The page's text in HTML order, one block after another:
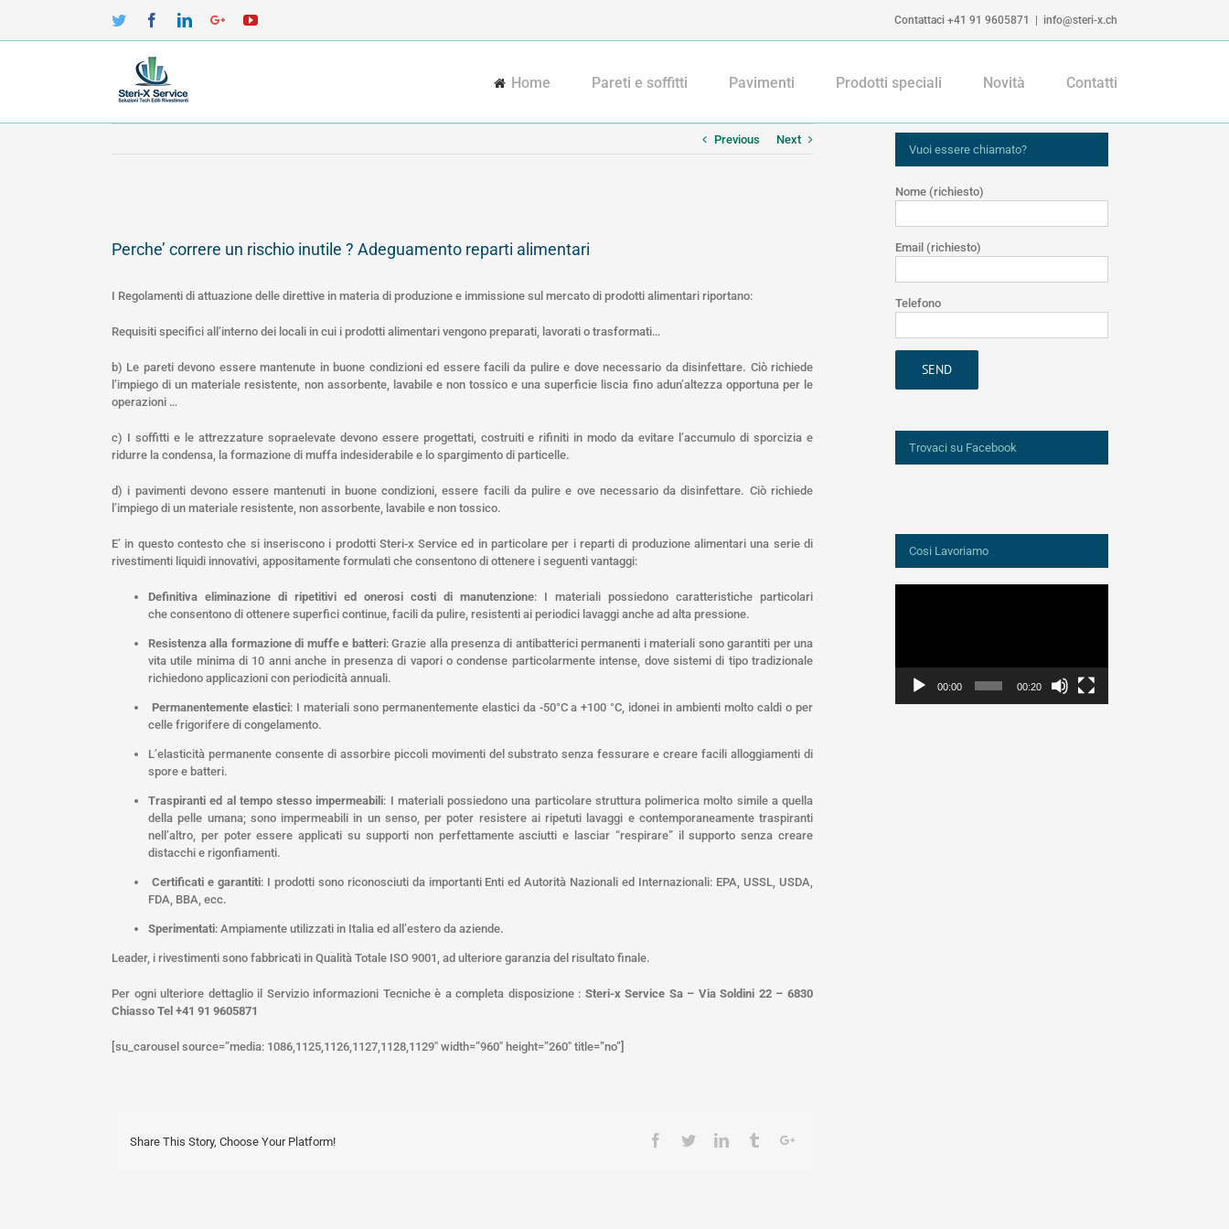
Twitter FacebookLinkedinGoogle+YouTube Contattaci +41 91 9605871 info@steri-x.ch
Home Pareti e soffitti Pavimenti Prodotti speciali Novità Contatti
Previous Next
Image
Perche’ correre un rischio inutile ? Adeguamento reparti alimentari
I Regolamenti di attuazione delle direttive in materia di produzione e immissione sul mercato di prodotti alimentari riportano:
Requisiti specifici all’interno dei locali in cui i prodotti alimentari vengono preparati, lavorati o trasformati…
b) Le pareti devono essere mantenute in buone condizioni ed essere facili da pulire e dove necessario da disinfettare. Ciò richiede
l’impiego di un materiale resistente, non assorbente, lavabile e non tossico e una superficie liscia fino adun’altezza opportuna per le
operazioni …
c) I soffitti e le attrezzature sopraelevate devono essere progettati, costruiti e rifiniti in modo da evitare l’accumulo di sporcizia e
ridurre la condensa, la formazione di muffa indesiderabile e lo spargimento di particelle.
d) i pavimenti devono essere mantenuti in buone condizioni, essere facili da pulire e ove necessario da disinfettare. Ciò richiede
l’impiego di un materiale resistente, non assorbente, lavabile e non tossico.
E’ in questo contesto che si inseriscono i prodotti Steri-x Service ed in particolare per i reparti di produzione alimentari una serie di
rivestimenti liquidi innovativi, appositamente formulati che consentono di ottenere i seguenti vantaggi:
Definitiva eliminazione di ripetitivi ed onerosi costi di manutenzione: I materiali possiedono caratteristiche particolari
che consentono di ottenere superfici continue, facili da pulire, resistenti ai periodici lavaggi anche ad alta pressione.
Resistenza alla formazione di muffe e batteri: Grazie alla presenza di antibatterici permanenti i materiali sono garantiti per una
vita utile minima di 10 anni anche in presenza di vapori o condense particolarmente intense, dove sistemi di tipo tradizionale
richiedono applicazioni con periodicità annuali.
Permanentemente elastici: I materiali sono permanentemente elastici da -50°C a +100 °C, idonei in ambienti molto caldi o per
celle frigorifere di congelamento.
L’elasticità permanente consente di assorbire piccoli movimenti del substrato senza fessurare e creare facili alloggiamenti di
spore e batteri.
Traspiranti ed al tempo stesso impermeabili: I materiali possiedono una particolare struttura polimerica molto simile a quella
della pelle umana; sono impermeabili in un senso, per poter resistere ai ripetuti lavaggi e contemporaneamente traspiranti
nell’altro, per poter essere applicati su supporti non perfettamente asciutti e lasciar “respirare” il supporto senza creare
distacchi e rigonfiamenti.
Certificati e garantiti: I prodotti sono riconosciuti da importanti Enti ed Autorità Nazionali ed Internazionali: EPA, USSL, USDA,
FDA, BBA, ecc.
Sperimentati: Ampiamente utilizzati in Italia ed all’estero da aziende.
Leader, i rivestimenti sono fabbricati in Qualità Totale ISO 9001, ad ulteriore garanzia del risultato finale.
Per ogni ulteriore dettaglio il Servizio informazioni Tecniche è a completa disposizione : Steri-x Service Sa – Via Soldini 22 – 6830
Chiasso Tel +41 91 9605871
[su_carousel source=”media: 1086,1125,1126,1127,1128,1129″ width=”960″ height=”260″ title=”no”]
Share This Story, Choose Your Platform! Facebook
TwitterLinkedinTumblrGoogle+
Vuoi essere chiamato?
Nome (richiesto)
Email (richiesto)
Telefono
Trovaci su Facebook
Cosi Lavoriamo
00:00 00:20